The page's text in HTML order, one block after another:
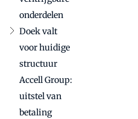
onderdelen
Doek valt
voor huidige
structuur
Accell Group:
uitstel van
betaling